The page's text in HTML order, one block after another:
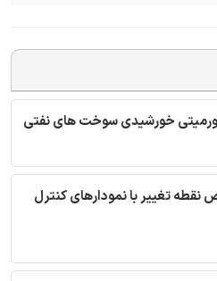
خورشیدی سوخت های نفتی
تغییر با نمودارهای کنترل